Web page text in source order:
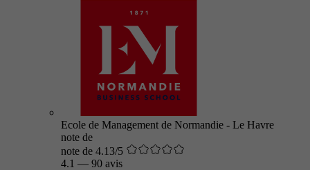
Ecole de Management de Normandie - Le Havre
note de
note de 4.13/5
4.1 — 90 avis